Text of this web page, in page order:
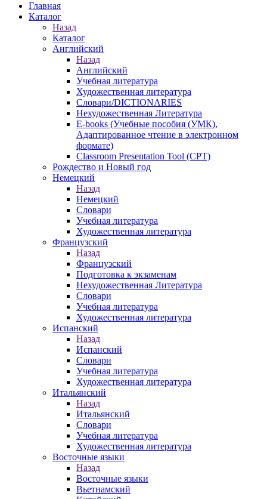
Главная
Каталог
Назад
Каталог
Английский
Назад
Английский
Учебная литература
Художественная литература
Словари/DICTIONARIES
Нехудожественная Литература
E-books (Учебные пособия (УМК),
Адаптированное чтение в электронном
формате)
Classroom Presentation Tool (CPT)
Рождество и Новый год
Немецкий
Назад
Немецкий
Словари
Учебная литература
Художественная литература
Французский
Назад
Французский
Подготовка к экзаменам
Нехудожественная Литература
Словари
Учебная литература
Художественная литература
Испанский
Назад
Испанский
Словари
Учебная литература
Художественная литература
Итальянский
Назад
Итальянский
Словари
Учебная литература
Художественная литература
Восточные языки
Назад
Восточные языки
Вьетнамский